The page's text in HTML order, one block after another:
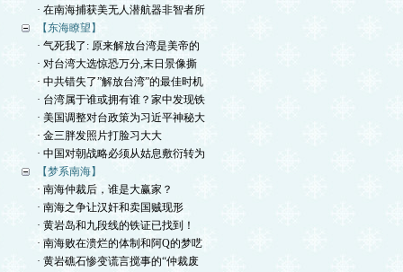
· 在南海捕获美无人潜航器非智者所
【东海瞭望】
· 气死我了: 原来解放台湾是美帝的
· 对台湾大选惊恐万分,末日景像撕
· 中共错失了”解放台湾”的最佳时机
· 台湾属于谁或拥有谁？家中发现铁
· 美国调整对台政策为习近平神秘大
· 金三胖发照片打脸习大大
· 中国对朝战略必须从姑息敷衍转为
【梦系南海】
· 南海仲裁后，谁是大赢家？
· 南海之争让汉奸和卖国贼现形
· 黄岩岛和九段线的铁证已找到！
· 南海败在溃烂的体制和阿Q的梦呓
· 黄岩礁石惨变谎言搅事的“仲裁废